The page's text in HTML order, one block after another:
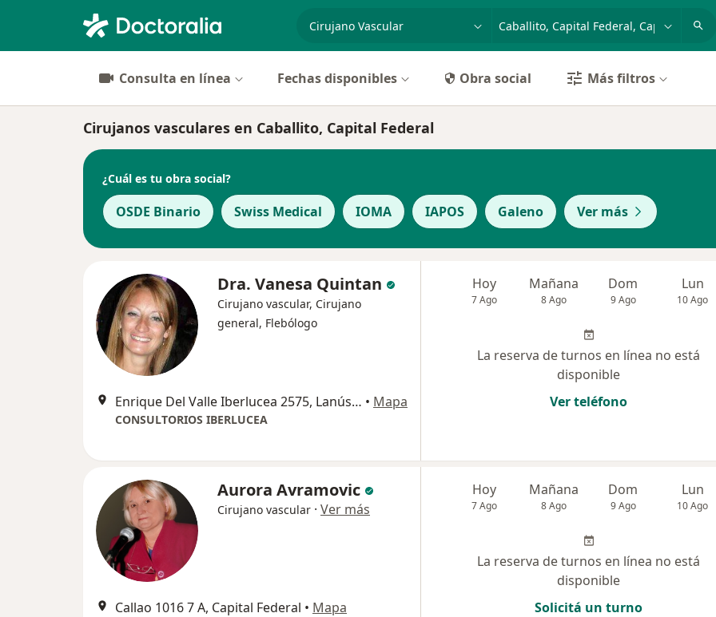
Consulta en línea Fechas disponibles Obra social Más filtros
Cirujanos vasculares en Caballito, Capital Federal
¿Cuál es tu obra social?
OSDE Binario Swiss Medical IOMA IAPOS Galeno Ver más
Dra. Vanesa Quintan
Cirujano vascular, Cirujano
general, Flebólogo
Enrique Del Valle Iberlucea 2575, Lanús Oeste • Mapa
CONSULTORIOS IBERLUCEA
Hoy
7 Ago
Mañana
8 Ago
Dom
9 Ago
Lun
10 Ago
La reserva de turnos en línea no está
disponible
Ver teléfono
Aurora Avramovic
Cirujano vascular · Ver más
Callao 1016 7 A, Capital Federal • Mapa
Hoy
7 Ago
Mañana
8 Ago
Dom
9 Ago
Lun
10 Ago
La reserva de turnos en línea no está
disponible
Solicitá un turno